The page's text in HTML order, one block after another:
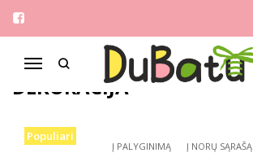
Navigacija
Pagrindinis
CLIBEE 26-31 BASUTĖS SU
DEKORACIJA
Populiari
Į PALYGINIMĄ Į NORŲ SĄRAŠĄ